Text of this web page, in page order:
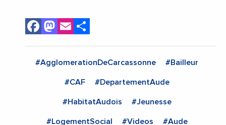
Facebook
Mastodon
Email
#AgglomerationDeCarcassonne #Bailleur
#CAF #DepartementAude
#HabitatAudois #Jeunesse
#LogementSocial #Videos #Aude